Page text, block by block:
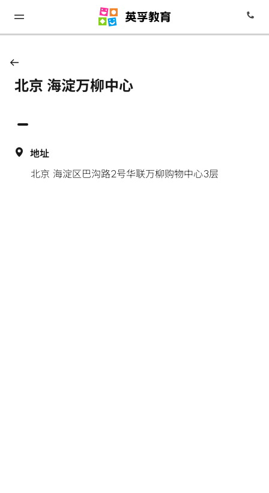
北京 海淀万柳中心
地址
北京 海淀区巴沟路2号华联万柳购物中心3层